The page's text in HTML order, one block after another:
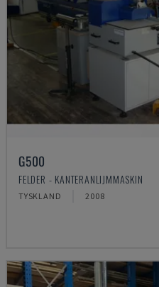
G500
FELDER - KANTERANLIJMMASKIN
TYSKLAND 2008